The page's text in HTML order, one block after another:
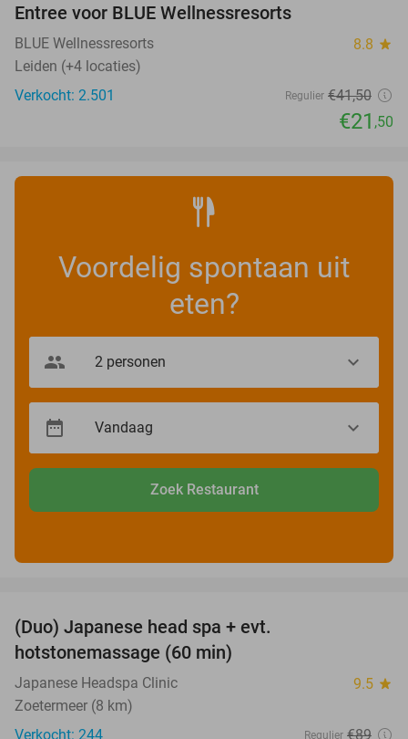
Entree voor BLUE Wellnessresorts
BLUE Wellnessresorts 8.8 star
Leiden (+4 locaties)
Verkocht: 2.501
Regulier €41,50
€21 ,50
Voordelig spontaan uit
eten?
Zoek Restaurant
(Duo) Japanese head spa + evt.
hotstonemassage (60 min)
Japanese Headspa Clinic 9.5 star
Zoetermeer (8 km)
Verkocht: 244
Regulier €89